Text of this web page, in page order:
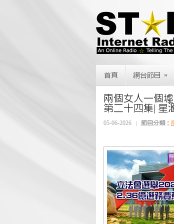
首頁 網台節目 »
兩個女人一個墟
第二十四集| 星
05-06-2026 節目分類：